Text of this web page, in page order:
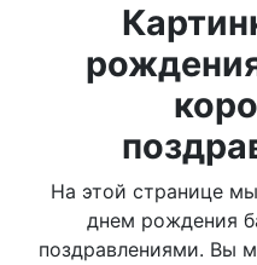
На этой странице
днем рождения
поздравлениями. Вы